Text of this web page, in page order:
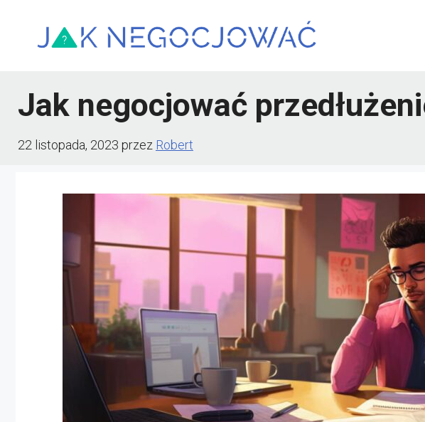
Jak negocjować
22 listopada, 2023 przez Robert